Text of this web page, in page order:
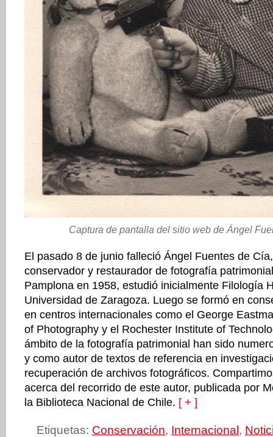
Captura de pantalla del sitio web de Ángel
El pasado 8 de junio falleció Ángel Fuentes de
conservador y restaurador de fotografía
Pamplona en 1958, estudió inicialmente Filología
Universidad de Zaragoza. Luego se formó en
en centros internacionales como el George
of Photography y el Rochester Institute of
ámbito de la fotografía patrimonial han sido
y como autor de textos de referencia en
recuperación de archivos fotográficos.
acerca del recorrido de este autor, publicada por
la Biblioteca Nacional de Chile. [ + ]
Etiquetas: Conservación, Internacional ,